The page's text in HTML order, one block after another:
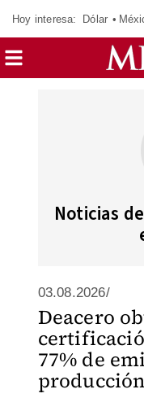
Hoy interesa: Dólar
Noticias
03.08.2026/
Deacero
77% de